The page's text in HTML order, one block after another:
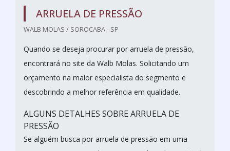
ARRUELA DE PRESSÃO
WALB MOLAS / SOROCABA - SP
Quando se deseja procurar por arruela de pressão,
encontrará no site da Walb Molas. Solicitando um
orçamento na maior especialista do segmento e
descobrindo a melhor referência em qualidade.
ALGUNS DETALHES SOBRE ARRUELA DE
PRESSÃO
Se alguém busca por arruela de pressão em uma